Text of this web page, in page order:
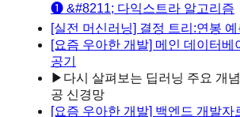
❶ &#8211; 다익스트라 알고리즘
[실전 머신러닝] 결정 트리:연봉
[요즘 우아한 개발] 메인 데이터베
공기
▶ 다시 살펴보는 딥러닝 주요 개
공 신경망
[요즘 우아한 개발] 백엔드 개발자